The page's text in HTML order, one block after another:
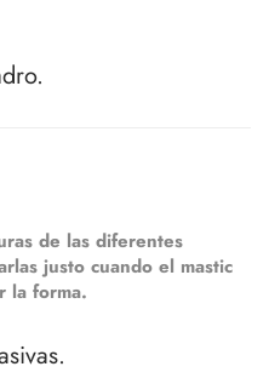
de las diferentes
justo cuando el mastic
la forma.